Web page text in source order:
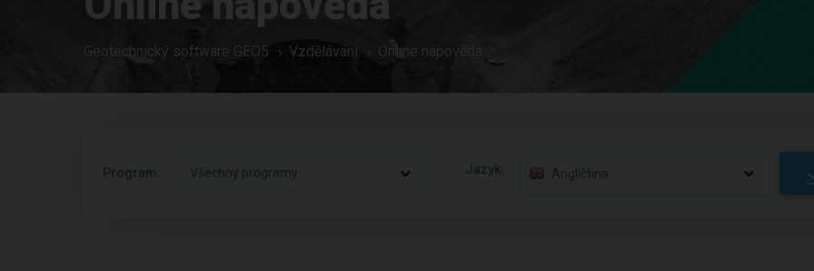
Geotechnický software GEO5 Vzdělávání Online nápověda
Program: Všechny programy Jazyk: Angličtina